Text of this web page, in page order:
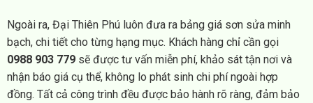
Ngoài ra, Đại Thiên Phú luôn đưa ra bảng giá sơn sửa minh
bạch, chi tiết cho từng hạng mục. Khách hàng chỉ cần gọi
0988 903 779sẽ được tư vấn miễn phí, khảo sát tận nơi và
nhận báo giá cụ thể, không lo phát sinh chi phí ngoài hợp
đồng. Tất cả công trình đều được bảo hành rõ ràng, đảm bảo